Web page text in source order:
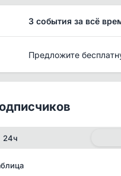
3 события за всё
Предложите
24ч